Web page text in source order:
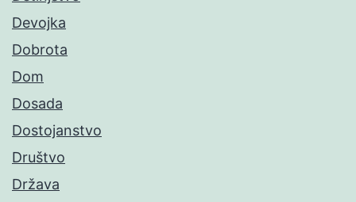
Devojka
Dobrota
Dom
Dosada
Dostojanstvo
Društvo
Država